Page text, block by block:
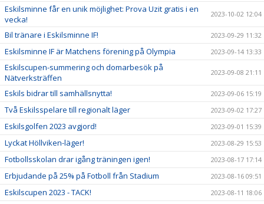
Eskilsminne får en unik möjlighet: Prova Uzit gratis i en
vecka!
2023-10-02 12:04
Bil tränare i Eskilsminne IF! 2023-09-29 11:32
Eskilsminne IF är Matchens förening på Olympia 2023-09-14 13:33
Eskilscupen-summering och domarbesök på
Nätverksträffen
2023-09-08 21:11
Eskils bidrar till samhällsnytta! 2023-09-06 15:19
Två Eskilsspelare till regionalt läger 2023-09-02 17:27
Eskilsgolfen 2023 avgjord! 2023-09-01 15:39
Lyckat Höllviken-läger! 2023-08-29 15:53
Fotbollsskolan drar igång träningen igen! 2023-08-17 17:14
Erbjudande på 25% på Fotboll från Stadium 2023-08-16 09:51
Eskilscupen 2023 - TACK! 2023-08-11 18:06